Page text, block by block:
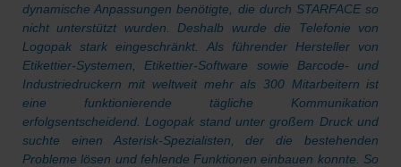
dynamische Anpassungen benötigte, die durch STARFACE so
nicht unterstützt wurden. Deshalb wurde die Telefonie von
Logopak stark eingeschränkt. Als führender Hersteller von
Etikettier-Systemen, Etikettier-Software sowie Barcode- und
Industriedruckern mit weltweit mehr als 300 Mitarbeitern ist
eine funktionierende tägliche Kommunikation
erfolgsentscheidend. Logopak stand unter großem Druck und
suchte einen Asterisk-Spezialisten, der die bestehenden
Probleme lösen und fehlende Funktionen einbauen konnte. So